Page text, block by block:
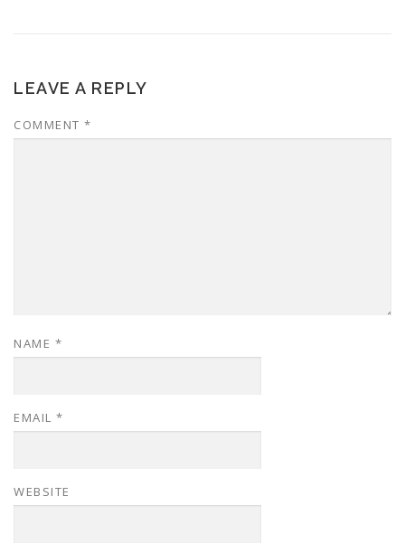
LEAVE A REPLY
COMMENT *
NAME *
EMAIL *
WEBSITE